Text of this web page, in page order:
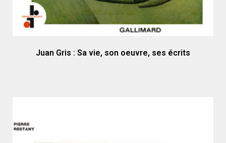
Juan Gris : Sa vie, son oeuvre, ses écrits